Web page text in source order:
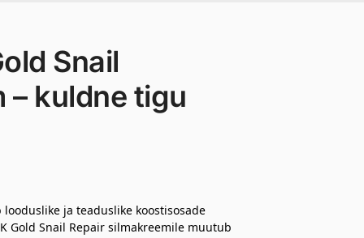
Snail
– kuldne tigu
ja teaduslike koostisosade
Gold Snail Repair silmakreemile muutub